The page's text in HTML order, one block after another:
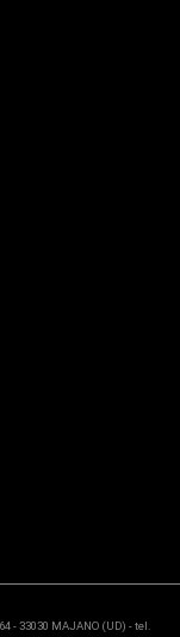
- 33030 MAJANO (UD) - tel.